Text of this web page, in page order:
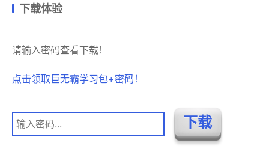
下载体验
请输入密码查看下载！
点击领取巨无霸学习包+密码！